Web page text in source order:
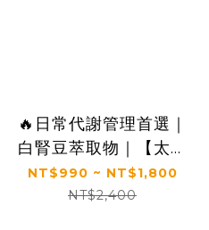
🔥日常代謝管理首選｜
白腎豆萃取物｜【太陽
星】糖切切
SugarCut(50錠/瓶，
NT$990 ~ NT$1,800
NT$2,400